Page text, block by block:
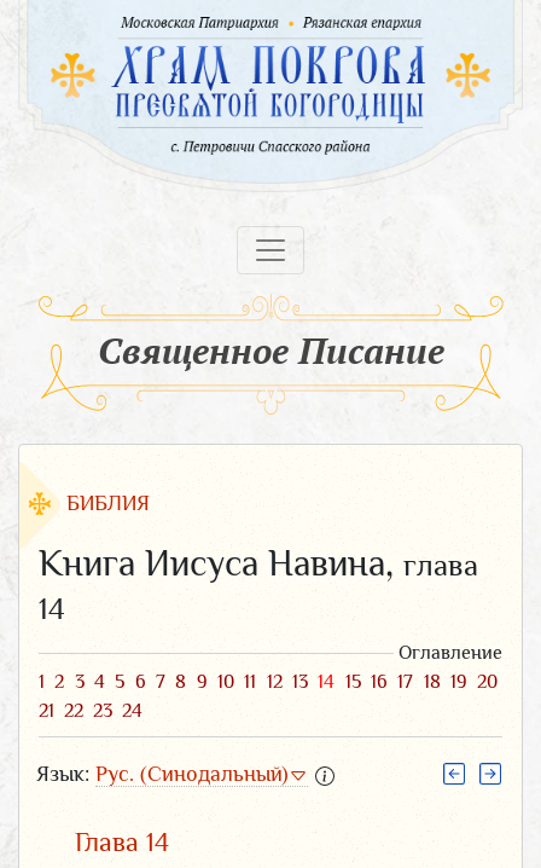
Священное Писание
БИБЛИЯ
Книга Иисуса Навина, глава
14
Оглавление
1 2 3 4 5 6 7 8 9 10 11 12 13 14 15 16 17 18 19 20
21 22 23 24
Язык: Рус. (Синодальный)
Глава 14